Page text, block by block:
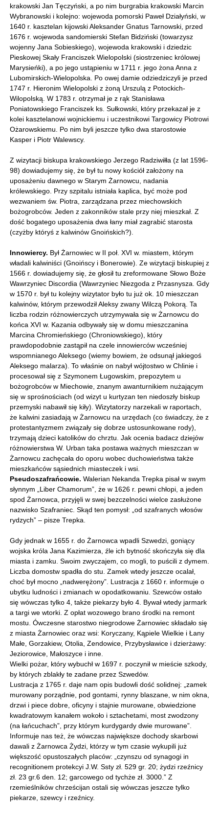
krakowski Jan Tęczyński, a po nim burgrabia krakowski Marcin
Wybranowski i kolejno: wojewoda pomorski Paweł Działyński, w
1640 r. kasztelan kijowski Aleksander Gnatus Tarnowski, przed
1676 r. wojewoda sandomierski Stefan Bidziński (towarzysz
wojenny Jana Sobieskiego), wojewoda krakowski i dziedzic
Pieskowej Skały Franciszek Wielopolski (siostrzeniec królowej
Marysieńki), a po jego ustąpieniu w 1711 r. jego żona Anna z
Lubomirskich-Wielopolska. Po owej damie odziedziczyli je przed
1747 r. Hieronim Wielopolski z żoną Urszulą z Potockich-
Wilopolską. W 1783 r. otrzymał je z rąk Stanisława
Poniatowskiego Franciszek ks. Sułkowski, który przekazał je z
kolei kasztelanowi wojnickiemu i uczestnikowi Targowicy Piotrowi
Ożarowskiemu. Po nim byli jeszcze tylko dwa starostowie
Kasper i Piotr Walewscy.
Z wizytacji biskupa krakowskiego Jerzego Radziwiłła (z lat 1596-
98) dowiadujemy się, że był tu nowy kościół założony na
uposażeniu dawnego w Starym Żarnowcu, nadania
królewskiego. Przy szpitalu istniała kaplica, być może pod
wezwaniem św. Piotra, zarządzana przez miechowskich
bożogrobców. Jeden z zakonników stale przy niej mieszkał. Z
dość bogatego uposażenia dwa łany miał zagrabić starosta
(czyżby któryś z kalwinów Gnoińskich?).
Innowiercy. Był Żarnowiec w II poł. XVI w. miastem, którym
władali kalwiniści (Gnoińscy i Bonerowie). Ze wizytacji biskupiej z
1566 r. dowiadujemy się, że głosił tu zreformowane Słowo Boże
Wawrzyniec Discordia (Wawrzyniec Niezgoda z Przasnysza. Gdy
w 1570 r. był tu kolejny wizytator było tu już ok. 10 mieszczan
kalwinów, którym przewodził Aleksy zwany Wilczą Pokorą. Ta
liczba rodzin różnowierczych utrzymywała się w Żarnowcu do
końca XVI w. Kazania odbywały się w domu mieszczanina
Marcina Chromieńskiego (Chroniowskiego), który
prawdopodobnie zastąpił na czele innowierców wcześniej
wspomnianego Aleksego (wiemy bowiem, że odsunął jakiegoś
Aleksego malarza). To właśnie on nabył wójtostwo w Chlinie i
procesował się z Szymonem Ługowskim, prepozytem u
bożogrobców w Miechowie, znanym awanturnikiem nużającym
się w sprośnościach (od wizyt u kurtyzan ten niedoszły biskup
przemyski nabawił się kiły). Wizytatorzy narzekali w raportach,
że kalwini zasiadają w Żarnowcu na urzędach (co świadczy, że z
protestantyzmem związały się dobrze ustosunkowane rody),
trzymają dzieci katolików do chrztu. Jak ocenia badacz dziejów
różnowierstwa W. Urban taka postawa ważnych mieszczan w
Żarnowcu zachęcała do oporu wobec duchowieństwa także
mieszkańców sąsiednich miasteczek i wsi.
Pseudoszafrańcowie. Walerian Nekanda Trepka pisał w swym
słynnym „Liber Chamorum”, że w 1626 r. pewni chłopi, a jeden
spod Żarnowca, przyjęli w swej bezczelności wielce zasłużone
nazwisko Szafraniec. Skąd ten pomysł: „od szafranych włosów
rydzych” – pisze Trepka.
Gdy jednak w 1655 r. do Żarnowca wpadli Szwedzi, goniący
wojska króla Jana Kazimierza, źle ich bytność skończyła się dla
miasta i zamku. Swoim zwyczajem, co mogli, to puścili z dymem.
Liczba domostw spadła do stu. Zamek wtedy jeszcze ocalał,
choć był mocno „nadwerężony”. Lustracja z 1660 r. informuje o
ubytku ludności i zmianach w opodatkowaniu. Szewców ostało
się wówczas tylko 4, także piekarzy było 4. Bywał wtedy jarmark
a targi we wtorki. Z opłat wozowego brano środki na remont
mostu. Ówczesne starostwo niegrodowe Żarnowiec składało się
z miasta Żarnowiec oraz wsi: Koryczany, Kąpiele Wielkie i Łany
Małe, Gorzakiew, Otolia, Zendowice, Przybysławice i dzierżawy:
Jeziorowice, Małoszyce i inne.
Wielki pożar, który wybuchł w 1697 r. poczynił w mieście szkody,
by których zblakły te zadane przez Szwedów.
Lustracja z 1765 r. daje nam opis budowli dość solidnej: „zamek
murowany porządnie, pod gontami, rynny blaszane, w nim okna,
drzwi i piece dobre, oficyny i stajnie murowane, obwiedzione
kwadratowym kanałem wokoło i sztachetami, most zwodzony
(na łańcuchach”, przy którym kurdygardy dwie murowane”.
Informuje nas też, że wówczas największe dochody skarbowi
dawali z Żarnowca Żydzi, którzy w tym czasie wykupili już
większość opustoszałych placów: „czynszu od synagogi in
recognitionem protekcyi J.W. Ssty zł. 529 gr. 20; żydzi rzeźnicy
zł. 23 gr.6 den. 12; garcowego od tychże zł. 3000.” Z
rzemieślników chrześcijan ostali się wówczas jeszcze tylko
piekarze, szewcy i rzeźnicy.